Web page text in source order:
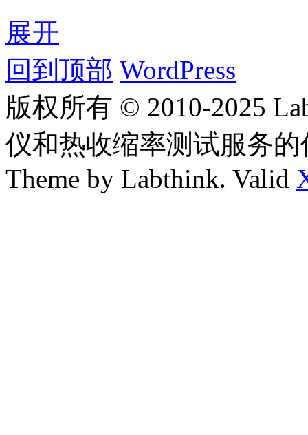
展开
回到顶部 WordPress
版权所有 © 2010-2025
仪和热收缩率测试服务
Theme by Labthink. Valid